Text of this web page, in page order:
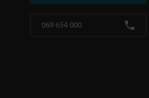
069 654 000